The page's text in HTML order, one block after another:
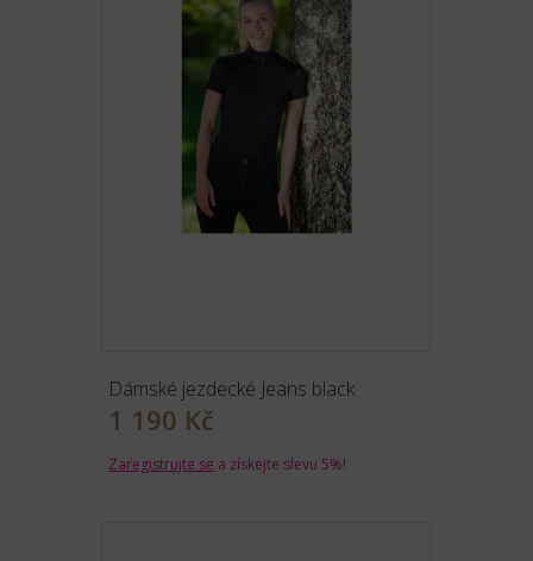
Dámské jezdecké Jeans black
1 190 Kč
Zaregistrujte se a získejte slevu 5%!